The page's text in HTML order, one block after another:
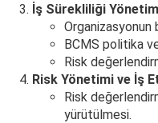
İş Sürekliliği
Organizasyonun
BCMS politika
Risk
Risk Yönetimi ve İş
Risk
yürütülmesi.